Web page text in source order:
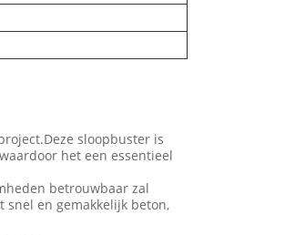
sloopbuster is
het een essentieel
betrouwbaar zal
snel en gemakkelijk beton,